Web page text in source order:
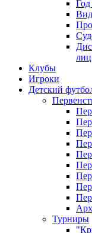
Год
Клубы
Игроки
Детский
Турниры